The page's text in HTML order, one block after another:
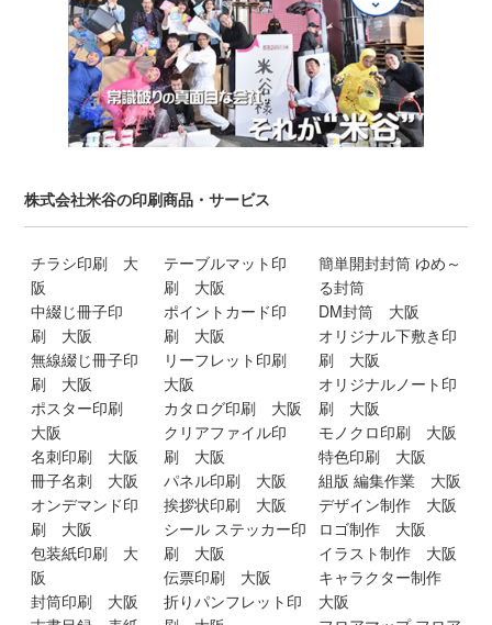
株式会社米谷の印刷商品・サービス
チラシ印刷 大
阪
中綴じ冊子印
刷 大阪
無線綴じ冊子印
刷 大阪
ポスター印刷
大阪
名刺印刷 大阪
冊子名刺 大阪
オンデマンド印
刷 大阪
包装紙印刷 大
阪
封筒印刷 大阪
テーブルマット印
刷 大阪
ポイントカード印
刷 大阪
リーフレット印刷
大阪
カタログ印刷 大阪
クリアファイル印
刷 大阪
パネル印刷 大阪
挨拶状印刷 大阪
シール ステッカー印
刷 大阪
伝票印刷 大阪
折りパンフレット印
簡単開封封筒 ゆめ～
る封筒
DM封筒 大阪
オリジナル下敷き印
刷 大阪
オリジナルノート印
刷 大阪
モノクロ印刷 大阪
特色印刷 大阪
組版 編集作業 大阪
デザイン制作 大阪
ロゴ制作 大阪
イラスト制作 大阪
キャラクター制作
大阪